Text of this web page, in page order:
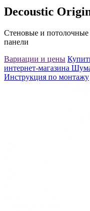
Decoustic
Стеновые и потолочные
панели
Вариации и цены
интернет-магазина
Инструкция по монтажу